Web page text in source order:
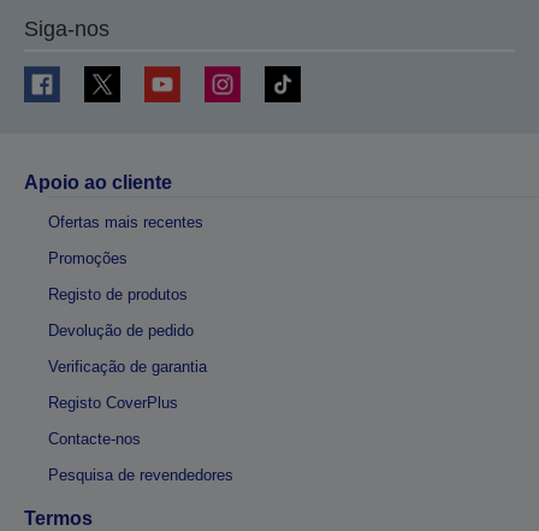
Siga-nos
Apoio ao cliente
Ofertas mais recentes
Promoções
Registo de produtos
Devolução de pedido
Verificação de garantia
Registo CoverPlus
Contacte-nos
Pesquisa de revendedores
Termos